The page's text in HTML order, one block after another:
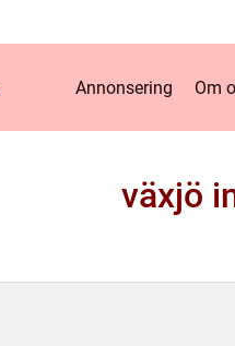
Annonsering Om
växjö